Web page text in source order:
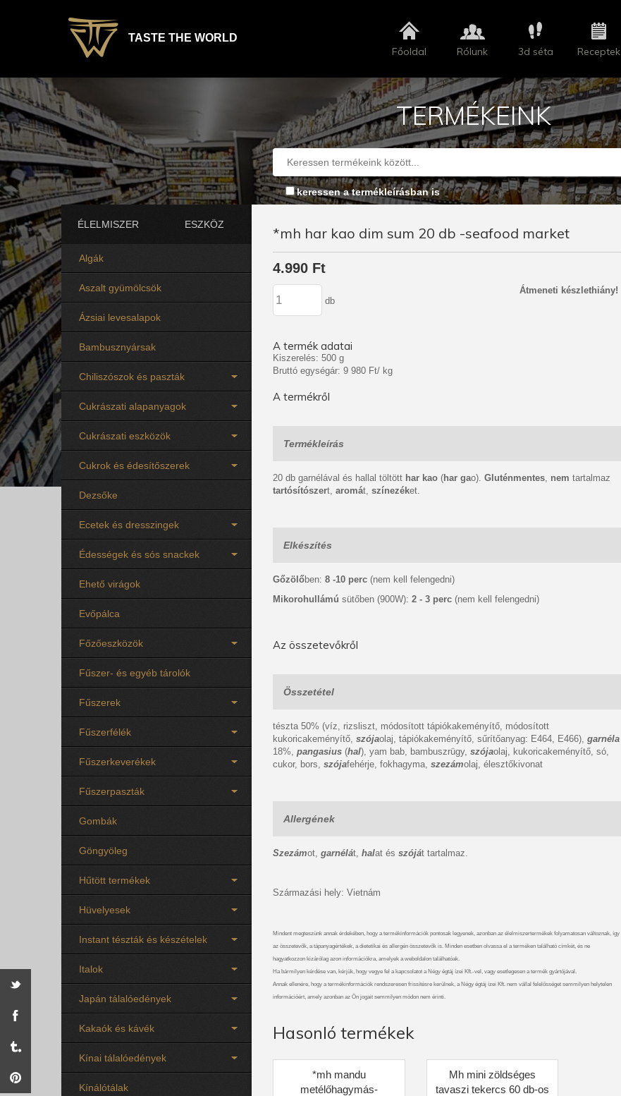
TASTE THE WORLD
Főoldal Rólunk 3d séta Receptek
TERMÉKEINK
keressen a termékleírásban is
ÉLELMISZER ESZKÖZ
Algák
Aszalt gyümölcsök
Ázsiai levesalapok
Bambusznyársak
Chiliszószok és paszták
Cukrászati alapanyagok
Cukrászati eszközök
Cukrok és édesítőszerek
Dezsőke
Ecetek és dresszingek
Édességek és sós snackek
Ehető virágok
Evőpálca
Főzőeszközök
Fűszer- és egyéb tárolók
Fűszerek
Fűszerfélék
Fűszerkeverékek
Fűszerpaszták
Gombák
Göngyöleg
Hűtött termékek
Hüvelyesek
Instant tészták és készételek
Italok
Japán tálalóedények
Kakaók és kávék
Kínai tálalóedények
Kínálótálak
*mh har kao dim sum 20 db -seafood market
4.990 Ft
db
Átmeneti készlethiány!
A termék adatai
Kiszerelés: 500 g
Bruttó egységár: 9 980 Ft/ kg
A termékről
Termékleírás
20 db garnélával és hallal töltött har kao (har gao). Gluténmentes, nem tartalmaz
tartósítószert, aromát, színezéket.
Elkészítés
Gőzölőben: 8 -10 perc (nem kell felengedni)
Mikorohullámú sütőben (900W): 2 - 3 perc (nem kell felengedni)
Az összetevőkről
Összetétel
tészta 50% (víz, rizsliszt, módosított tápiókakeményítő, módosított
kukoricakeményítő, szójaolaj, tápiókakeményítő, sűrítőanyag: E464, E466), garnéla
18%, pangasius (hal), yam bab, bambuszrügy, szójaolaj, kukoricakeményítő, só,
cukor, bors, szójafehérje, fokhagyma, szezámolaj, élesztőkivonat
Allergének
Szezámot, garnélát, halat és szóját tartalmaz.
Származási hely: Vietnám
Mindent megteszünk annak érdekében, hogy a termékinformációk pontosak legyenek, azonban az élelmiszertermékek folyamatosan változnak, így
az összetevők, a tápanyagértékek, a dietetikai és allergén összetevők is. Minden esetben olvassa el a terméken található címkét, és ne
hagyatkozzon kizárólag azon információkra, amelyek a weboldalon találhatóak.
Ha bármilyen kérdése van, kérjük, hogy vegye fel a kapcsolatot a Négy égtáj ízei Kft.-vel, vagy esetlegesen a termék gyártójával.
Annak ellenére, hogy a termékinformációk rendszeresen frissítésre kerülnek, a Négy égtáj ízei Kft. nem vállal felelősséget semmilyen helytelen
információért, amely azonban az Ön jogait semmilyen módon nem érinti.
Hasonló termékek
*mh mandu
metélőhagymás-
Mh mini zöldséges
tavaszi tekercs 60 db-os